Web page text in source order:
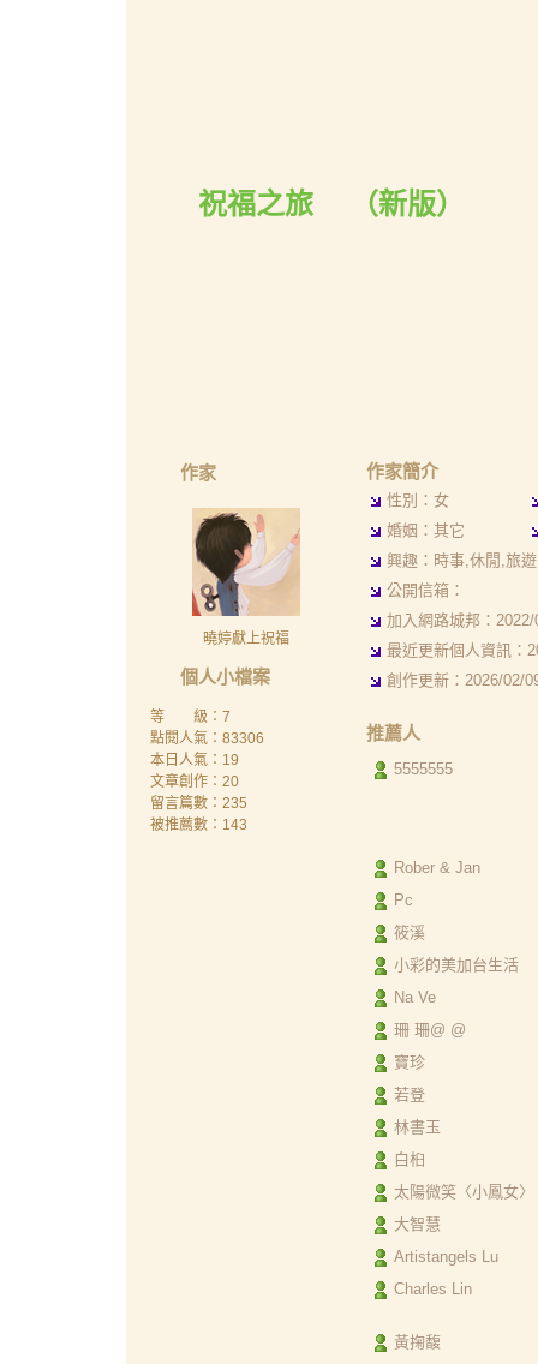
祝福之旅 （新版）
作家
曉婷獻上祝福
個人小檔案
等 級：7
點閱人氣：83306
本日人氣：19
文章創作：20
留言篇數：235
被推薦數： 143
作家簡介
性別：女
婚姻：其它
興趣：時事,休閒,旅
公開信箱：
加入網路城邦：
最近更新個人資訊：
創作更新：2026/02/
推薦人
5555555
Rober & Jan
Pc
筱溪
小彩的美加台生活
Na Ve
珊 珊@ @
寶珍
若登
林書玉
白桕
太陽微笑〈小鳳女〉
大智慧
Artistangels Lu
Charles Lin
黃掬馥